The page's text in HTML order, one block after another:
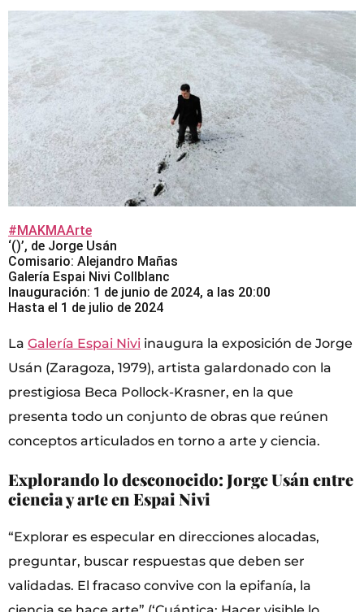
#MAKMAArte
‘()’, de Jorge Usán
Comisario: Alejandro Mañas
Galería Espai Nivi Collblanc
Inauguración: 1 de junio de 2024, a las 20:00
Hasta el 1 de julio de 2024
La Galería Espai Nivi inaugura la exposición de Jorge
Usán (Zaragoza, 1979), artista galardonado con la
prestigiosa Beca Pollock-Krasner, en la que
presenta todo un conjunto de obras que reúnen
conceptos articulados en torno a arte y ciencia.
Explorando lo desconocido: Jorge Usán entre
ciencia y arte en Espai Nivi
“Explorar es especular en direcciones alocadas,
preguntar, buscar respuestas que deben ser
validadas. El fracaso convive con la epifanía, la